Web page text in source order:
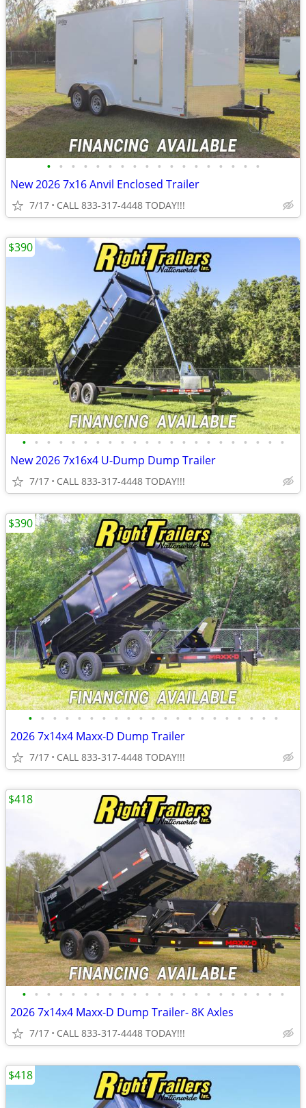
• • • • • • • • • • • • • • • • • •
New 2026 7x16 Anvil Enclosed Trailer
7/17 CALL 833-317-4448 TODAY!!!
• • • • • • • • • • • • • • • • • • • • • •
New 2026 7x16x4 U-Dump Dump Trailer
7/17 CALL 833-317-4448 TODAY!!!
$390
• • • • • • • • • • • • • • • • • • • • •
2026 7x14x4 Maxx-D Dump Trailer
7/17 CALL 833-317-4448 TODAY!!!
$390
• • • • • • • • • • • • • • • • • • • • • •
2026 7x14x4 Maxx-D Dump Trailer- 8K Axles
7/17 CALL 833-317-4448 TODAY!!!
$418
$418